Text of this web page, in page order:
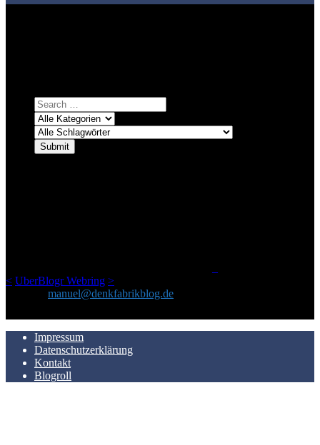
< UberBlogr Webring >
manuel@denkfabrikblog.de
Impressum
Datenschutzerklärung
Kontakt
Blogroll